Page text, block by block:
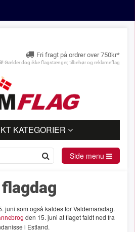
Fri fragt på ordrer over 750kr*
Gælder dog ikke flagstænger, tilbehør og reklameflag
KATEGORIER
Side menu
juni som også kaldes for Valdemarsdag.
den 15. juni at flaget faldt ned fra
i Estland.